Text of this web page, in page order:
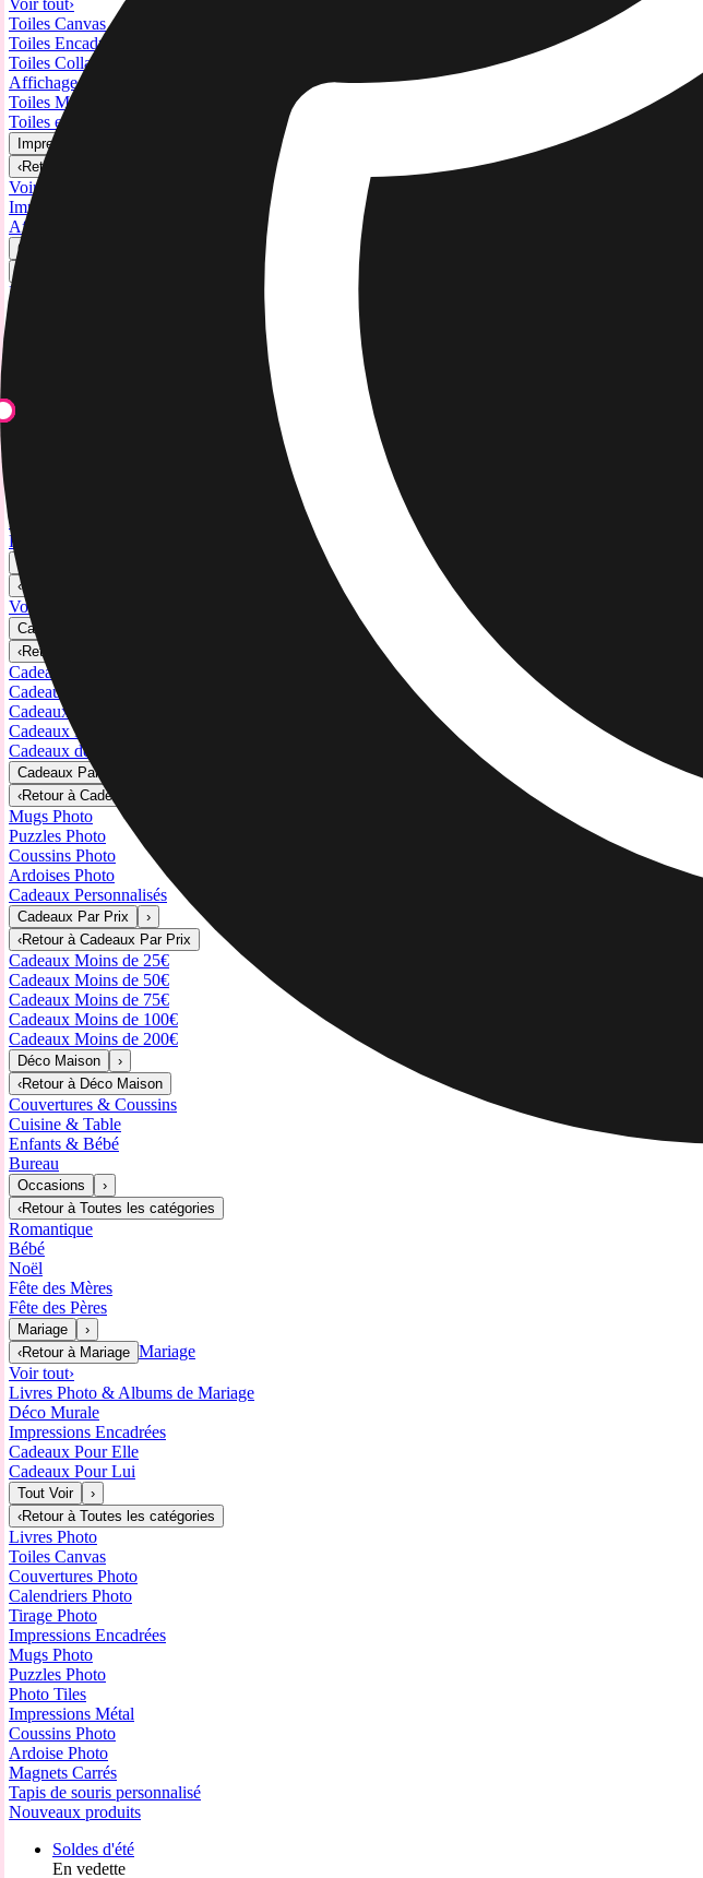
Voir tout›
Toiles Canvas
Toiles Encadrées
Toiles Collage
Affichage Mural Canvas
Toiles Mosaïque
Toiles en Forme
Impressions Métal
‹Retour à
Impressions Métal
Voir tout
Impression Métal Simple
Affichages Muraux Métal
Galerie d'Art
Impressions d'Art
Tirage Photo
Plus D'impressions Murales
Voir tout
Impressions Aluminium
Posters Photo
‹Retour à
Cadeaux Personnalisés
Voir tout
Cadeaux Par Destinataire
‹Retour à
Cadeaux Pour Maman
Cadeaux Pour Papa
Cadeaux Pour Elle
Cadeaux Pour Lui
Cadeaux de Noël
Cadeaux Par Produits
‹Retour à Cadeaux Par Produits
Mugs Photo
Puzzles Photo
Coussins Photo
Ardoises Photo
Cadeaux Personnalisés
Cadeaux Par Prix
›
‹Retour à Cadeaux Par Prix
Cadeaux Moins de 25€
Cadeaux Moins de 50€
Cadeaux Moins de 75€
Cadeaux Moins de 100€
Cadeaux Moins de 200€
Déco Maison
›
‹Retour à Déco Maison
Couvertures & Coussins
Cuisine & Table
Enfants & Bébé
Bureau
Occasions
›
‹Retour à Toutes les catégories
Romantique
Bébé
Noël
Fête des Mères
Fête des Pères
Mariage
›
‹Retour à Mariage Mariage
Voir tout›
Livres Photo & Albums de Mariage
Déco Murale
Impressions Encadrées
Cadeaux Pour Elle
Cadeaux Pour Lui
Tout Voir
›
‹Retour à Toutes les catégories
Livres Photo
Toiles Canvas
Couvertures Photo
Calendriers Photo
Tirage Photo
Impressions Encadrées
Mugs Photo
Puzzles Photo
Photo Tiles
Impressions Métal
Coussins Photo
Ardoise Photo
Magnets Carrés
Tapis de souris personnalisé
Nouveaux produits
Soldes d'été
En vedette